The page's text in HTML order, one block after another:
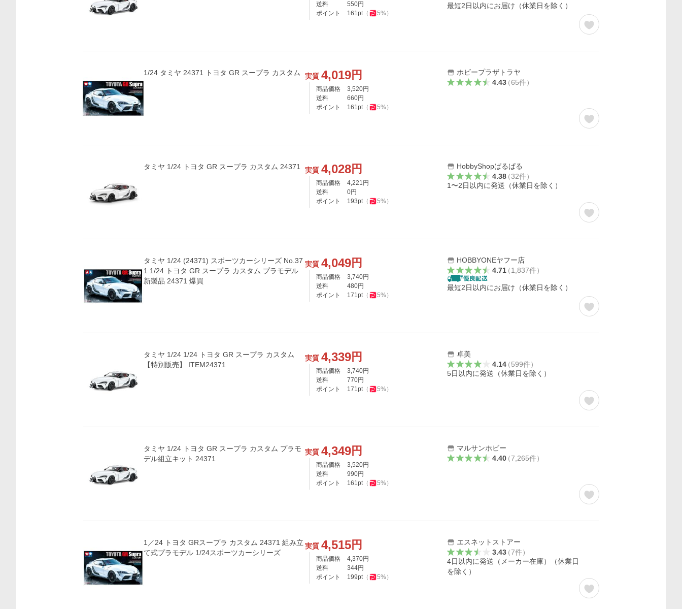
送料
550円
ポイント
161pt（ 5%）
最短2日以内にお届け（休業日を除く）
1/24 タミヤ 24371 トヨタ GR スープラ カスタム 実質 4,019円
商品価格 3,520円
送料
660円
ポイント
161pt（ 5%）
ホビープラザトラヤ
4.43（65件）
タミヤ 1/24 トヨタ GR スープラ カスタム 24371 実質 4,028円
商品価格 4,221 円
送料
0円
ポイント
193pt（ 5%）
HobbyShopぱるぱる
4.38（32件）
1〜2日以内に発送（休業日を除く）
タミヤ 1/24 (24371) スポーツカーシリーズ No.37
1 1/24 トヨタ GR スープラ カスタム プラモデル
新製品 24371 爆買
実質 4,049円
商品価格 3,740円
送料
480円
ポイント
171pt（ 5%）
HOBBYONEヤフー店
4.71（1,837件）
最短2日以内にお届け（休業日を除く）
タミヤ 1/24 1/24 トヨタ GR スープラ カスタム
【特別販売】 ITEM24371
実質 4,339円
商品価格 3,740円
送料
770円
ポイント
171pt（ 5%）
卓美
4.14（599件）
5日以内に発送（休業日を除く）
タミヤ 1/24 トヨタ GR スープラ カスタム プラモ
デル組立キット 24371
実質 4,349円
商品価格 3,520円
送料
990円
ポイント
161pt（ 5%）
マルサンホビー
4.40（7,265件）
1／24 トヨタ GRスープラ カスタム 24371 組み立
て式プラモデル 1/24スポーツカーシリーズ
実質 4,515円
商品価格 4,370円
送料
344円
ポイント
199pt（ 5%）
エスネットストアー
3.43（7件）
4日以内に発送（メーカー在庫）（休業日
を除く）